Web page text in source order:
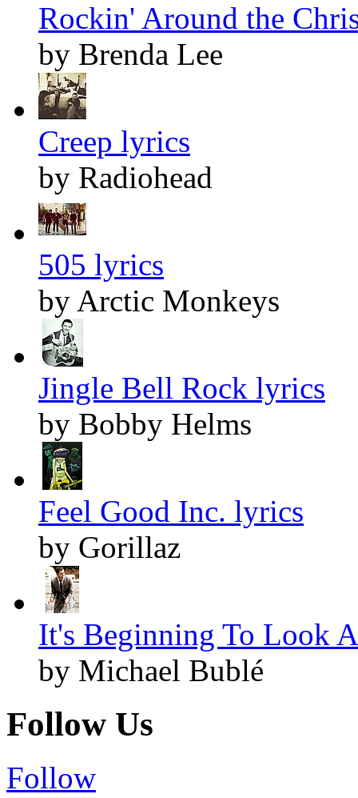
Rockin' Around the
by Brenda Lee
Creep lyrics
by Radiohead
505 lyrics
by Arctic Monkeys
Jingle Bell Rock lyrics
by Bobby Helms
Feel Good Inc. lyrics
by Gorillaz
It's Beginning To Look
by Michael Bublé
Follow Us
Follow